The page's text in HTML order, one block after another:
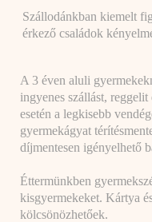
Szállodánkban kiemelt
érkező családok
A 3 éven aluli
ingyenes szállást,
esetén a legkisebb
gyermekágyat
díjmentesen igényelhető
Éttermünkben
kisgyermekeket. Kártya
kölcsönözhetőek.